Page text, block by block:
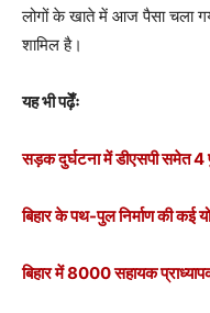
लोगों के खाते में आज पैसा चला
शामिल है।
यह भी पढ़ेँः
सड़क दुर्घटना में डीएसपी समेत 4
बिहार के पथ-पुल निर्माण की कई
बिहार में 8000 सहायक